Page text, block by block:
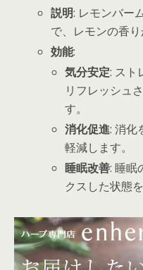
説明: レモンバー
で、レモンの香り
効能:
気分安定: スト
リフレッシュ
す。
消化促進: 消化
軽減します。
睡眠改善: 睡眠
クスした状態